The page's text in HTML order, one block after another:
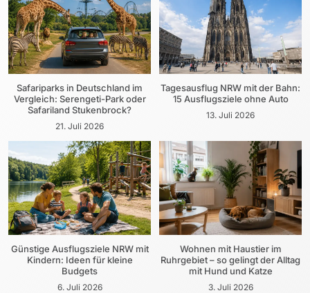
Safariparks in Deutschland im
Vergleich: Serengeti-Park oder
Safariland Stukenbrock?
21. Juli 2026
Tagesausflug NRW mit der Bahn:
15 Ausflugsziele ohne Auto
13. Juli 2026
Günstige Ausflugsziele NRW mit
Kindern: Ideen für kleine
Budgets
6. Juli 2026
Wohnen mit Haustier im
Ruhrgebiet – so gelingt der Alltag
mit Hund und Katze
3. Juli 2026